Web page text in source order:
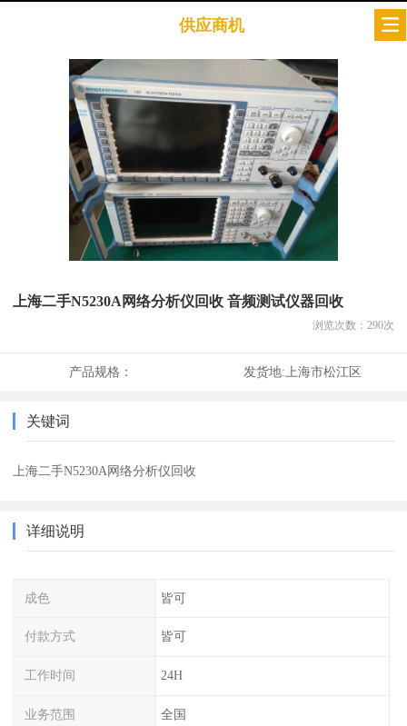
供应商机
上海二手N5230A网络分析仪回收 音频测试仪器回收
浏览次数： 290次
产品规格： 发货地:上海市松江区
关键词
上海二手N5230A网络分析仪回收
详细说明
成色 皆可
付款方式 皆可
工作时间 24H
业务范围 全国